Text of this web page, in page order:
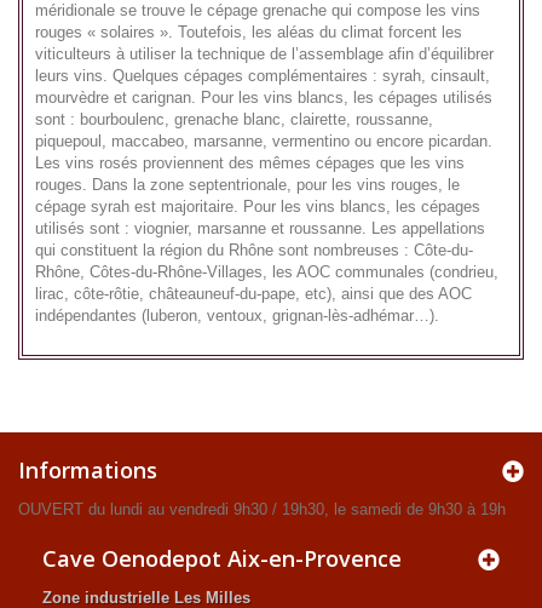
méridionale se trouve le cépage grenache qui compose les vins
rouges « solaires ». Toutefois, les aléas du climat forcent les
viticulteurs à utiliser la technique de l’assemblage afin d’équilibrer
leurs vins. Quelques cépages complémentaires : syrah, cinsault,
mourvèdre et carignan. Pour les vins blancs, les cépages utilisés
sont : bourboulenc, grenache blanc, clairette, roussanne,
piquepoul, maccabeo, marsanne, vermentino ou encore picardan.
Les vins rosés proviennent des mêmes cépages que les vins
rouges. Dans la zone septentrionale, pour les vins rouges, le
cépage syrah est majoritaire. Pour les vins blancs, les cépages
utilisés sont : viognier, marsanne et roussanne. Les appellations
qui constituent la région du Rhône sont nombreuses : Côte-du-
Rhône, Côtes-du-Rhône-Villages, les AOC communales (condrieu,
lirac, côte-rôtie, châteauneuf-du-pape, etc), ainsi que des AOC
indépendantes (luberon, ventoux, grignan-lès-adhémar…).
Informations
OUVERT du lundi au vendredi 9h30 / 19h30, le samedi de 9h30 à 19h
Cave Oenodepot Aix-en-Provence
Zone industrielle Les Milles